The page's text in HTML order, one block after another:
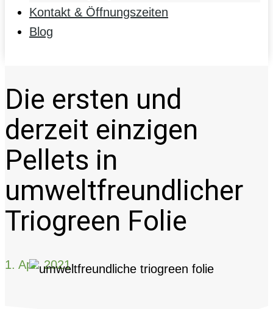
Kontakt & Öffnungszeiten
Blog
Die ersten und
derzeit einzigen
Pellets in
umweltfreundlicher
Triogreen Folie
1. Apr. 2021